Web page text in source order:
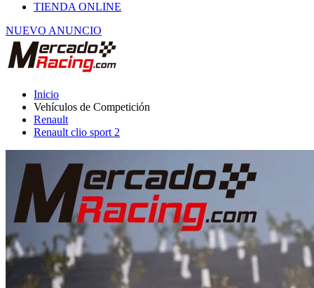
NUEVO ANUNCIO
Vehículos de Competición
Renault
Renault clio sport 2